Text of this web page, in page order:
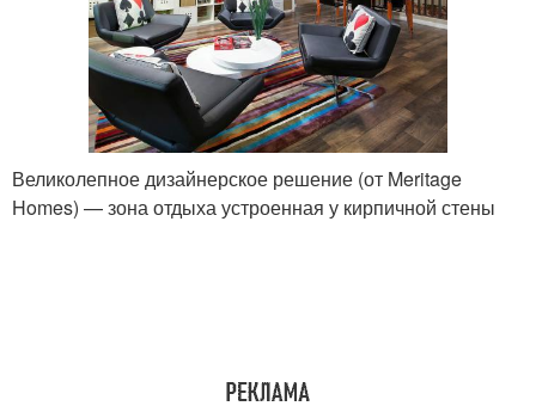
Великолепное дизайнерское решение (от Meritage
Homes) — зона отдыха устроенная у кирпичной стены